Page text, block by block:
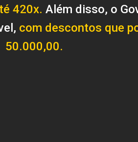
420x. Além disso, o
com descontos que
50.000,00.